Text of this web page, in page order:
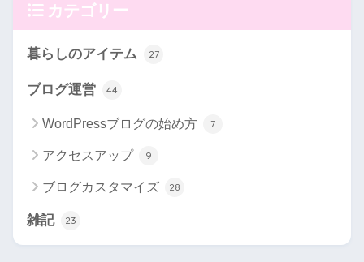
カテゴリー
暮らしのアイテム 27
ブログ運営 44
WordPressブログの始め方 7
アクセスアップ 9
ブログカスタマイズ 28
雑記 23